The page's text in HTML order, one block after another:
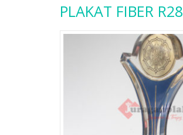
PLAKAT FIBER R28